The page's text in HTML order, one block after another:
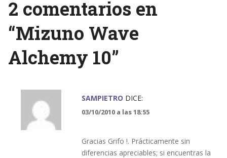
2 comentarios en
“Mizuno Wave
Alchemy 10”
SAMPIETRO DICE:
03/10/2010 a las 18:55
Gracias Grifo !. Prácticamente sin
diferencias apreciables; si encuentras la